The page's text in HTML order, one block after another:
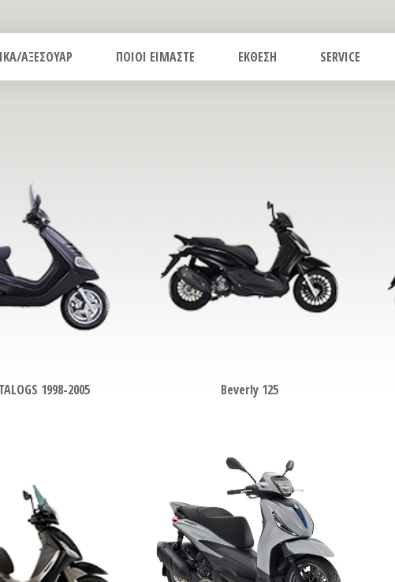
ΑΞΕΣΟΥΑΡ ΠΟΙΟΙ ΕΙΜΑΣΤΕ ΕΚΘΕΣΗ SERVICE
1998-2005 Beverly 125